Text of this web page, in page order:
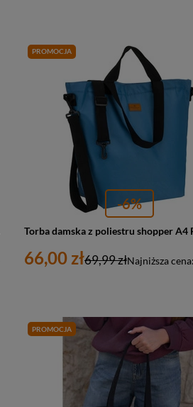
PROMOCJA
-6%
66,00 zł Najniższa cena:
69,99 zł
PROMOCJA